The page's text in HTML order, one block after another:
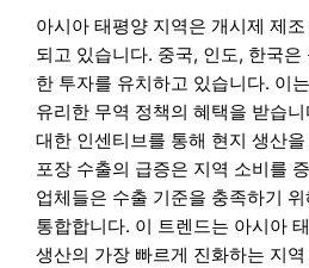
아시아 태평양 지역은 개시제 제
되고 있습니다. 중국, 인도, 한국은
한 투자를 유치하고 있습니다. 이
유리한 무역 정책의 혜택을 받습
대한 인센티브를 통해 현지 생산
포장 수출의 급증은 지역 소비를
업체들은 수출 기준을 충족하기
통합합니다. 이 트렌드는 아시아
생산의 가장 빠르게 진화하는 지